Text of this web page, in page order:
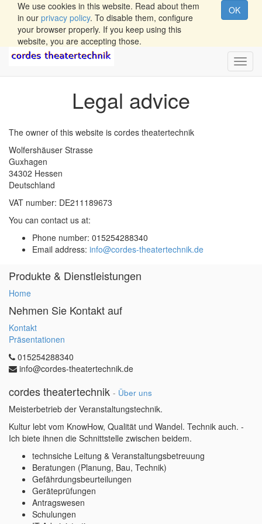
We use cookies in this website. Read about them
in our privacy policy. To disable them, configure
your browser properly. If you keep using this
website, you are accepting those.
OK
Legal advice
The owner of this website is cordes theatertechnik
Wolfershäuser Strasse
Guxhagen
34302 Hessen
Deutschland
VAT number: DE211189673
You can contact us at:
Phone number: 015254288340
Email address: info@cordes-theatertechnik.de
Produkte & Dienstleistungen
Home
Nehmen Sie Kontakt auf
Kontakt
Präsentationen
015254288340
info@cordes-theatertechnik.de
cordes theatertechnik - Über uns
Meisterbetrieb der Veranstaltungstechnik.
Kultur lebt vom KnowHow, Qualität und Wandel. Technik auch. -
Ich biete ihnen die Schnittstelle zwischen beidem.
technsiche Leitung & Veranstaltungsbetreuung
Beratungen (Planung, Bau, Technik)
Gefährdungsbeurteilungen
Geräteprüfungen
Antragswesen
Schulungen